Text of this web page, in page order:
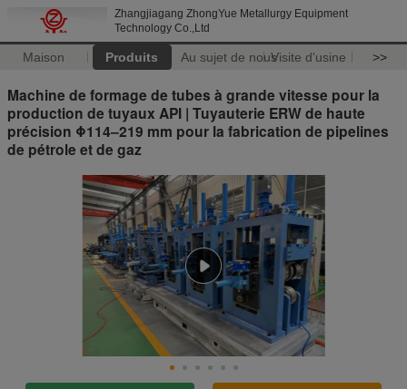
Zhangjiagang ZhongYue Metallurgy Equipment
Technology Co.,Ltd
Maison Produits Au sujet de nousVisite d'usine >>
Machine de formage de tubes à grande vitesse pour la
production de tuyaux API | Tuyauterie ERW de haute
précision Φ114–219 mm pour la fabrication de pipelines
de pétrole et de gaz